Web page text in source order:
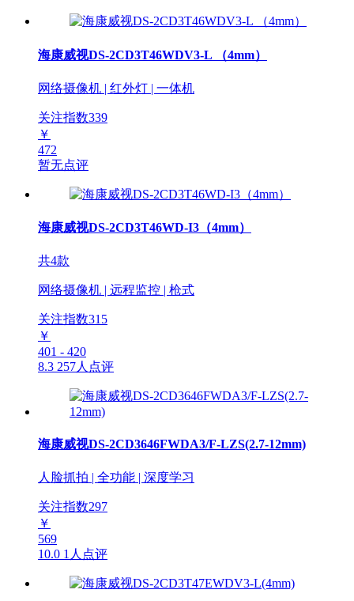
海康威视DS-2CD3T46WDV3-L （4mm）
网络摄像机 | 红外灯 | 一体机
关注指数339
￥
472
暂无点评
海康威视DS-2CD3T46WD-I3（4mm）
共4款
网络摄像机 | 远程监控 | 枪式
关注指数315
￥
401 - 420
8.3 257人点评
海康威视DS-2CD3646FWDA3/F-LZS(2.7-12mm)
人脸抓拍 | 全功能 | 深度学习
关注指数297
￥
569
10.0 1人点评